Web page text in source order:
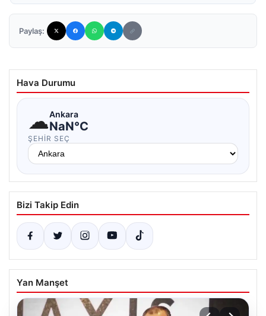
Paylaş:
Hava Durumu
☁Ankara
NaN°C
ŞEHIR SEÇ
Bizi Takip Edin
Yan Manşet